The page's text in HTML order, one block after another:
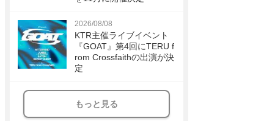
2026/08/08
KTR主催ライブイベント
『GOAT』第4回にTERU f
rom Crossfaithの出演が決
定
もっと見る